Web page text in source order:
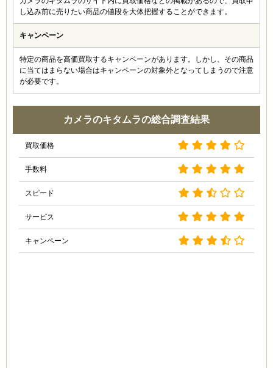
し込み前に売りたい商品の値段を大体把握することができます。
キャンペーン
特定の商品を高価買取するキャンペーンがあります。しかし、その商品
に当てはまらない場合はキャンペーンの対象外となってしまうので注意
が必要です。
カメラのキタムラの総合調査結果
買取価格
手数料
スピード
サービス
キャンペーン